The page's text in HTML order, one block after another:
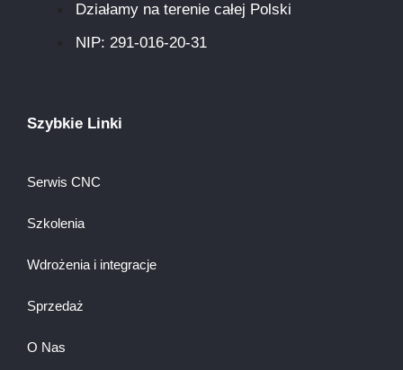
Działamy na terenie całej Polski
NIP: 291-016-20-31​
Szybkie Linki
Serwis CNC
Szkolenia
Wdrożenia i integracje
Sprzedaż
O Nas